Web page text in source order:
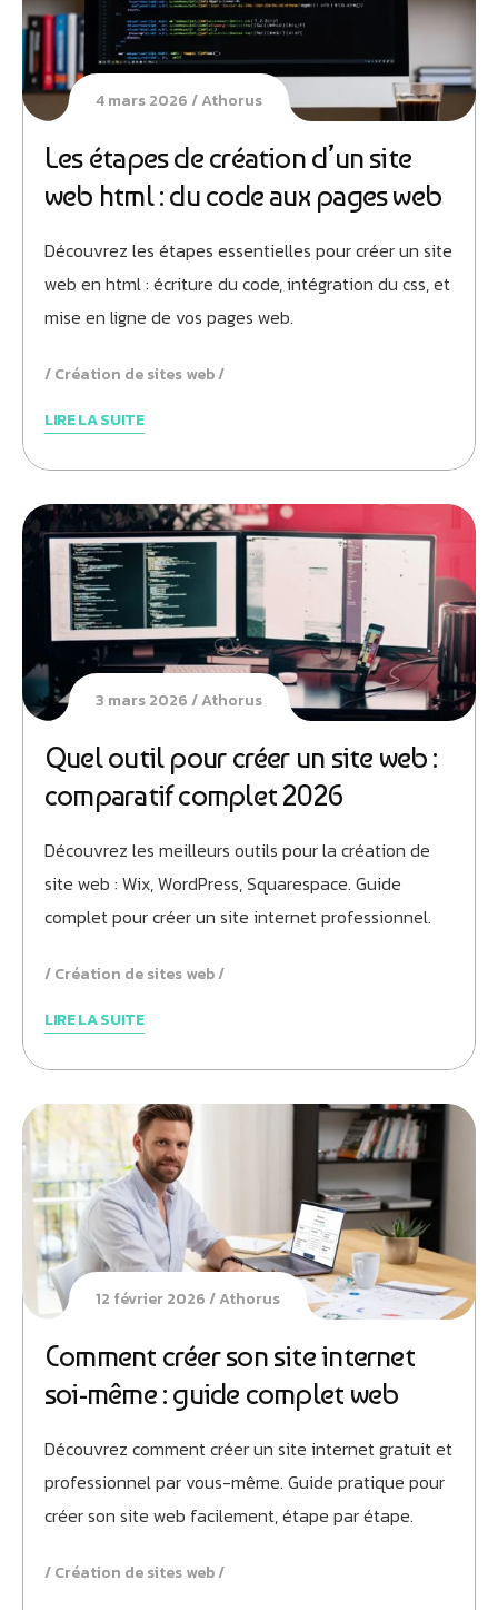
4 mars 2026 Athorus
Les étapes de création d’un site
web html : du code aux pages web
Découvrez les étapes essentielles pour créer un site
web en html : écriture du code, intégration du css, et
mise en ligne de vos pages web.
Création de sites web
LIRE LA SUITE
3 mars 2026 Athorus
Quel outil pour créer un site web :
comparatif complet 2026
Découvrez les meilleurs outils pour la création de
site web : Wix, WordPress, Squarespace. Guide
complet pour créer un site internet professionnel.
Création de sites web
LIRE LA SUITE
12 février 2026 Athorus
Comment créer son site internet
soi-même : guide complet web
Découvrez comment créer un site internet gratuit et
professionnel par vous-même. Guide pratique pour
créer son site web facilement, étape par étape.
Création de sites web
Athobot
Je suis Athobot, votre assistant digital.
projet.
dessous :